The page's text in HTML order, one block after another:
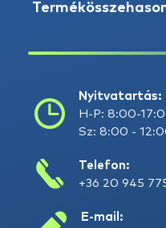
Nyitvatartás:
H-P: 8:00-
Sz: 8:00 -
Telefon:
+36 20 945
E-mail: